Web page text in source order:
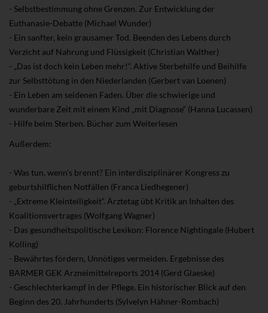
- Selbstbestimmung ohne Grenzen. Zur Entwicklung der
Euthanasie-Debatte (Michael Wunder)
- Ein sanfter, kein grausamer Tod. Beenden des Lebens durch
Verzicht auf Nahrung und Flüssigkeit (Christian Walther)
- „Das ist doch kein Leben mehr!“. Aktive Sterbehilfe und Beihilfe
zur Selbsttötung in den Niederlanden (Gerbert van Loenen)
- Ein Leben am seidenen Faden. Über die schwierige und
wunderbare Zeit mit einem Kind „mit Diagnose“ (Hanna Lucassen)
- Hilfe beim Sterben. Bücher zum Weiterlesen
Außerdem:
- Was tun, wenn's brennt? Ein interdisziplinärer Kongress zu
geburtshilflichen Notfällen (Franca Liedhegener)
- „Extreme Kleinteiligkeit“. Ärztetag übt Kritik an Inhalten des
Koalitionsvertrages (Wolfgang Wagner)
- Das gesundheitspolitische Lexikon: Florence Nightingale (Hubert
Kolling)
- Bewährtes fördern, Unnötiges vermeiden. Ergebnisse des
BARMER GEK Arzneimittelreports 2014 (Gerd Glaeske)
- Geschlechterkampf in der Pflege. Ein historischer Blick auf den
Beginn des 20. Jahrhunderts (Sylvelyn Hähner-Rombach)